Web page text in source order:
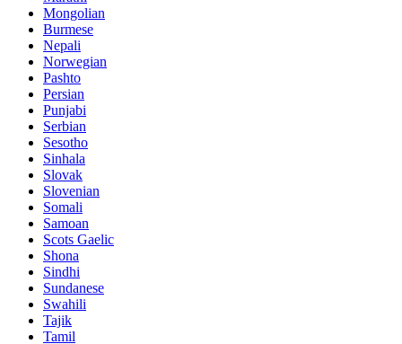
Mongolian
Burmese
Nepali
Norwegian
Pashto
Persian
Punjabi
Serbian
Sesotho
Sinhala
Slovak
Slovenian
Somali
Samoan
Scots Gaelic
Shona
Sindhi
Sundanese
Swahili
Tajik
Tamil